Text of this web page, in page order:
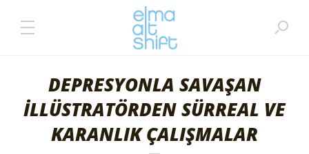
DEPRESYONLA SAVAŞAN
İLLÜSTRATÖRDEN SÜRREAL VE
KARANLIK ÇALIŞMALAR